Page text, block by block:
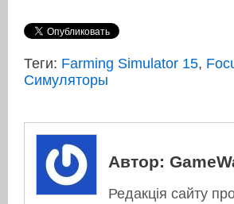
Теги: Farming Simulator 15,
Симуляторы
Автор:
Редакція сайту